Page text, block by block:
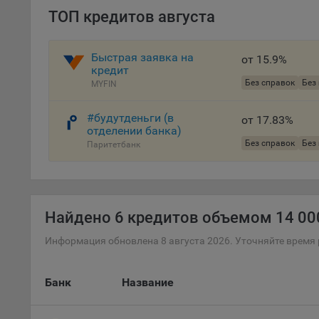
ТОП кредитов августа
Быстрая заявка на
кредит
MYFIN
от 15.9%
Без справок Без
#будутденьги (в
отделении банка)
Паритетбанк
от 17.83%
Без справок Без
Найдено 6 кредитов объемом 14
Информация обновлена 8 августа 2026. Уточняйте время
Банк Название